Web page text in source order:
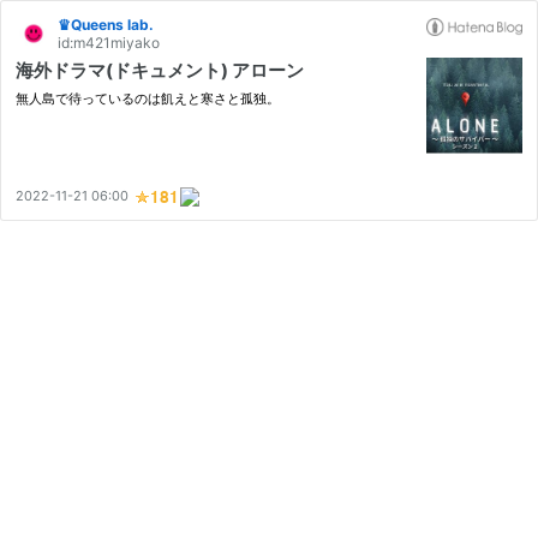
♛Queens lab.
id:m421miyako
海外ドラマ(ドキュメント) アローン
無人島で待っているのは飢えと寒さと孤独。
2022-11-21 06:00